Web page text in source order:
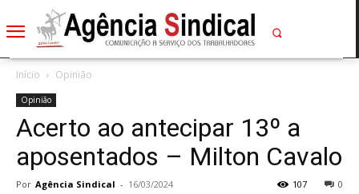
Início Opinião
Opinião
Acerto ao antecipar 13º a
aposentados – Milton Cavalo
Por Agência Sindical - 16/03/2024 0
107